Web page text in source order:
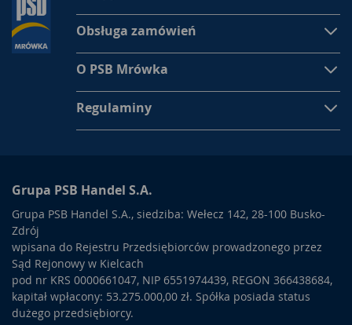
Obsługa zamówień
O PSB Mrówka
Regulaminy
Grupa PSB Handel S.A.
Grupa PSB Handel S.A., siedziba: Wełecz 142, 28-100 Busko-
Zdrój
wpisana do Rejestru Przedsiębiorców prowadzonego przez
Sąd Rejonowy w Kielcach
pod nr KRS 0000661047, NIP 6551974439, REGON 366438684,
kapitał wpłacony: 53.275.000,00 zł. Spółka posiada status
dużego przedsiębiorcy.